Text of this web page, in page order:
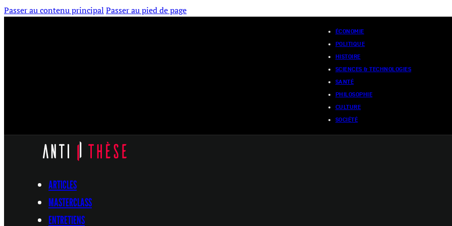
Passer au contenu principal Passer au pied de page
ÉCONOMIE
POLITIQUE
HISTOIRE
SCIENCES & TECHNOLOGIES
SANTÉ
PHILOSOPHIE
CULTURE
SOCIÉTÉ
ARTICLES
MASTERCLASS
ENTRETIENS